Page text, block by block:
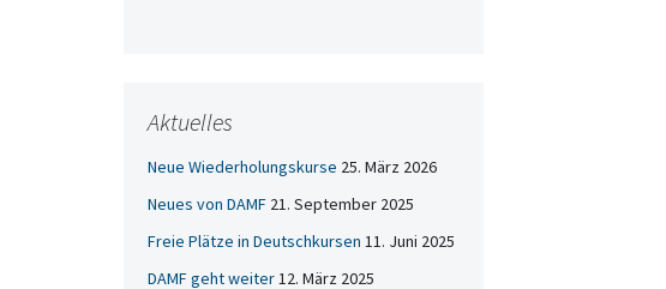
Aktuelles
Neue Wiederholungskurse 25. März 2026
Neues von DAMF 21. September 2025
Freie Plätze in Deutschkursen 11. Juni 2025
DAMF geht weiter 12. März 2025